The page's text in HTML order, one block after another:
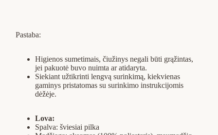
Pastaba:
Higienos sumetimais, čiužinys negali būti grąžintas,
jei pakuotė buvo nuimta ar atidaryta.
Siekiant užtikrinti lengvą surinkimą, kiekvienas
gaminys pristatomas su surinkimo instrukcijomis
dėžėje.
Lova:
Spalva: šviesiai pilka